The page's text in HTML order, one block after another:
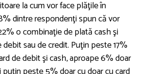
la cum vor face plăţile în
dintre respondenţi spun că vor
o combinaţie de plată cash şi
sau de credit. Puţin peste 17%
de debit şi cash, aproape 6% doar